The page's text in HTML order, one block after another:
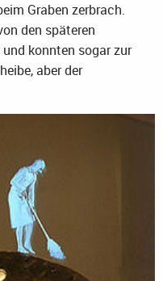
Graben zerbrach.
den späteren
konnten sogar zur
aber der